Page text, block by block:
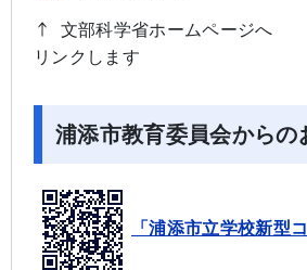
↑ 文部科学省ホームページへ
リンクします
浦添市教育委員会からの
「浦添市立学校新型